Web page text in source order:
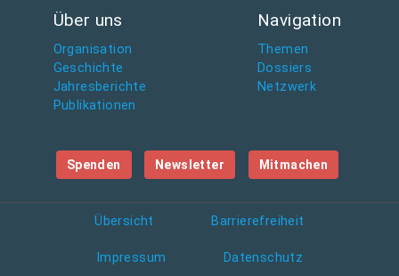
Über uns
Organisation
Geschichte
Jahresberichte
Publikationen
Navigation
Themen
Dossiers
Netzwerk
Spenden Newsletter Mitmachen
Übersicht Barrierefreiheit
Impressum Datenschutz